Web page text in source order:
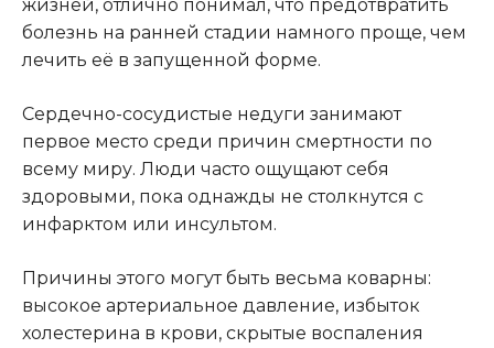
жизней, отлично понимал, что предотвратить
болезнь на ранней стадии намного проще, чем
лечить её в запущенной форме.
Сердечно-сосудистые недуги занимают
первое место среди причин смертности по
всему миру. Люди часто ощущают себя
здоровыми, пока однажды не столкнутся с
инфарктом или инсультом.
Причины этого могут быть весьма коварны:
высокое артериальное давление, избыток
холестерина в крови, скрытые воспаления